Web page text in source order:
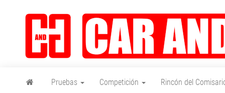
Pruebas Competición Rincón del